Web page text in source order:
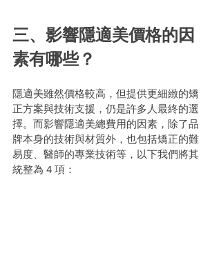
三、影響隱適美價格的因
素有哪些？
隱適美雖然價格較高，但提供更細緻的矯
正方案與技術支援，仍是許多人最終的選
擇。而影響隱適美總費用的因素，除了品
牌本身的技術與材質外，也包括矯正的難
易度、醫師的專業技術等，以下我們將其
統整為 4 項：